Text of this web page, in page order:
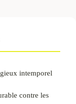
intemporel
contre les